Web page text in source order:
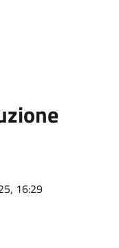
16:29